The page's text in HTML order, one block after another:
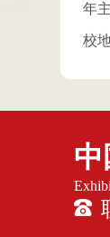
年
校
中